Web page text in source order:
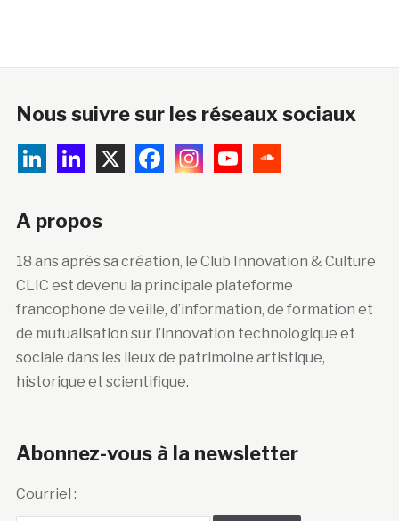
Nous suivre sur les réseaux sociaux
A propos
18 ans après sa création, le Club Innovation & Culture
CLIC est devenu la principale plateforme
francophone de veille, d’information, de formation et
de mutualisation sur l’innovation technologique et
sociale dans les lieux de patrimoine artistique,
historique et scientifique.
Abonnez-vous à la newsletter
Courriel :